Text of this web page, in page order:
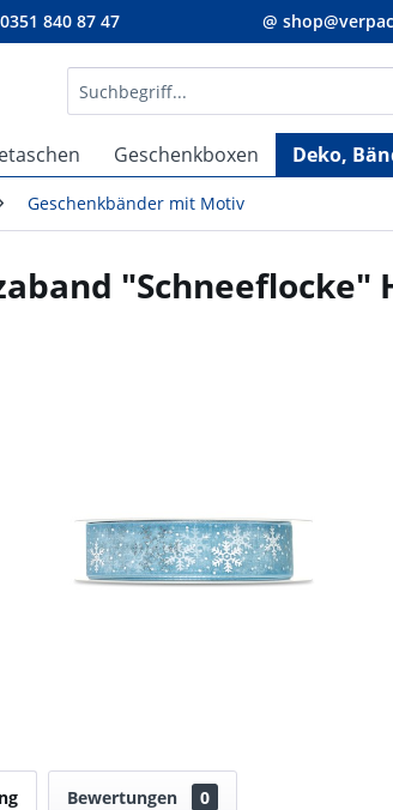
840 87 47 @
Geschenkboxen Deko,
Geschenkbänder mit Motiv
"Schneeflocke"
Bewertungen 0